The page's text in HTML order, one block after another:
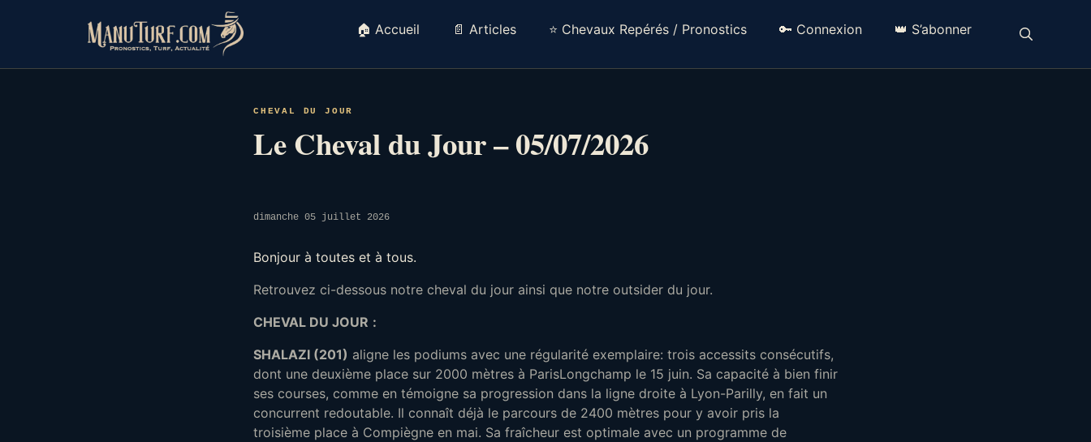
🏠 Accueil 📄 Articles ⭐ Chevaux Repérés / Pronostics 🔑 Connexion 👑 S’abonner
CHEVAL DU JOUR
Le Cheval du Jour – 05/07/2026
dimanche 05 juillet 2026
Bonjour à toutes et à tous.
Retrouvez ci-dessous notre cheval du jour ainsi que notre outsider du jour.
CHEVAL DU JOUR :
SHALAZI (201) aligne les podiums avec une régularité exemplaire: trois accessits consécutifs,
dont une deuxième place sur 2000 mètres à ParisLongchamp le 15 juin. Sa capacité à bien finir
ses courses, comme en témoigne sa progression dans la ligne droite à Lyon-Parilly, en fait un
concurrent redoutable. Il connaît déjà le parcours de 2400 mètres pour y avoir pris la
troisième place à Compiègne en mai. Sa fraîcheur est optimale avec un programme de